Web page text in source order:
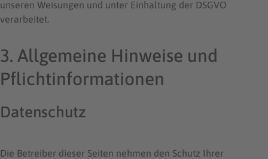
unseren Weisungen und unter Einhaltung der DSGVO
verarbeitet.
3. Allgemeine Hinweise und
Pflicht­informationen
Datenschutz
Die Betreiber dieser Seiten nehmen den Schutz Ihrer